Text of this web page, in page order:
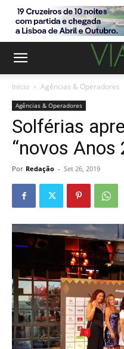
Início Agências & Operadores
Agências & Operadores
Solférias
“novos Anos
Por Redação - Set 26, 2019